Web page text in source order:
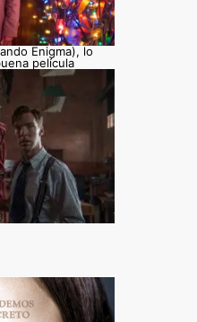
Enigma), lo
película